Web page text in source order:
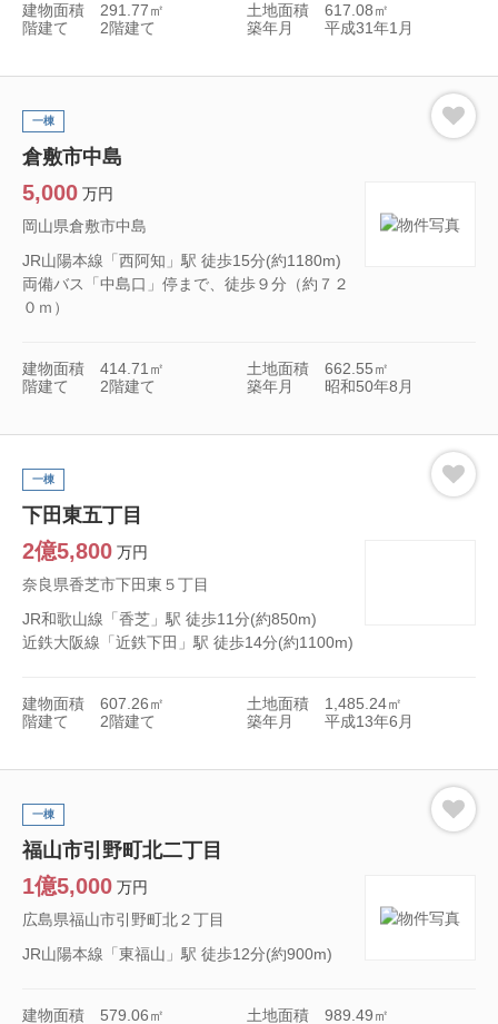
建物面積 291.77㎡ 土地面積
617.08㎡
階建て
2階建て 築年月 平成31年1月
倉敷市中島
一棟
5,000 万円
岡山県倉敷市中島
JR山陽本線「西阿知」駅 徒歩15分(約1180m)
両備バス「中島口」停まで、徒歩９分（約７２
０ｍ）
建物面積 414.71㎡ 土地面積
662.55㎡
階建て
2階建て 築年月 昭和50年8月
下田東五丁目
一棟
2億5,800 万円
奈良県香芝市下田東５丁目
JR和歌山線「香芝」駅 徒歩11分(約850m)
近鉄大阪線「近鉄下田」駅 徒歩14分(約1100m)
建物面積 607.26㎡ 土地面積
1,485.24㎡
階建て
2階建て 築年月 平成13年6月
福山市引野町北二丁目
一棟
1億5,000 万円
広島県福山市引野町北２丁目
JR山陽本線「東福山」駅 徒歩12分(約900m)
建物面積 579.06㎡ 土地面積 989.49㎡